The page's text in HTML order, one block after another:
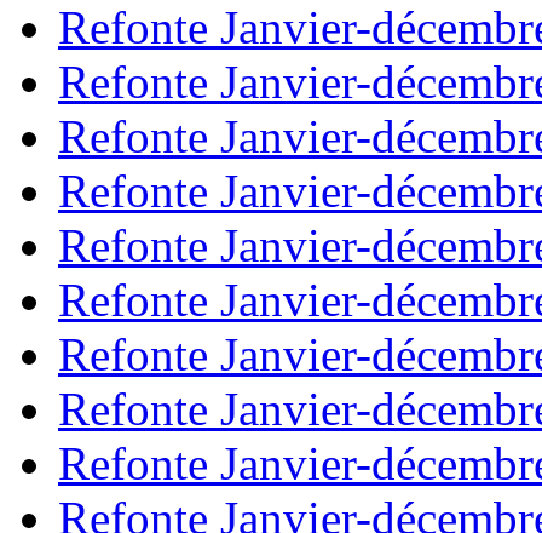
Refonte Janvier-
Refonte Janvier-
Refonte Janvier-
Refonte Janvier-
Refonte Janvier-
Refonte Janvier-
Refonte Janvier-
Refonte Janvier-
Refonte Janvier-
Refonte Janvier-